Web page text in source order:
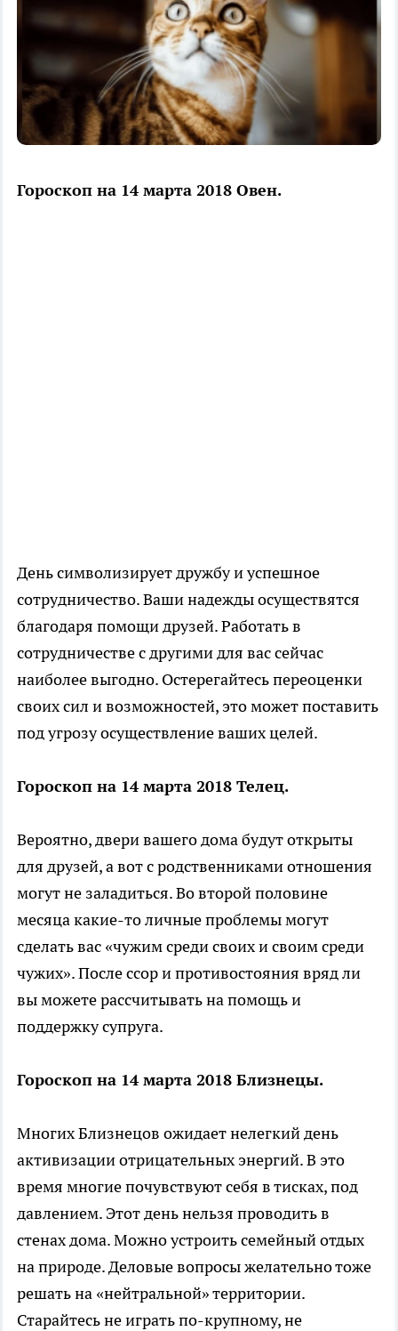
Гороскоп на 14 марта 2018 Овен.
День символизирует дружбу и успешное
сотрудничество. Ваши надежды осуществятся
благодаря помощи друзей. Работать в
сотрудничестве с другими для вас сейчас
наиболее выгодно. Остерегайтесь переоценки
своих сил и возможностей, это может поставить
под угрозу осуществление ваших целей.
Гороскоп на 14 марта 2018 Телец.
Вероятно, двери вашего дома будут открыты
для друзей, а вот с родственниками отношения
могут не заладиться. Во второй половине
месяца какие-то личные проблемы могут
сделать вас «чужим среди своих и своим среди
чужих». После ссор и противостояния вряд ли
вы можете рассчитывать на помощь и
поддержку супруга.
Гороскоп на 14 марта 2018 Близнецы.
Многих Близнецов ожидает нелегкий день
активизации отрицательных энергий. В это
время многие почувствуют себя в тисках, под
давлением. Этот день нельзя проводить в
стенах дома. Можно устроить семейный отдых
на природе. Деловые вопросы желательно тоже
решать на «нейтральной» территории.
Старайтесь не играть по-крупному, не